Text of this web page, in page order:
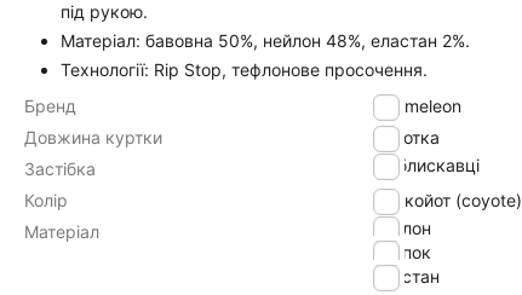
під рукою.
Матеріал: бавовна 50%, нейлон 48%, еластан 2%.
Технології: Rip Stop, тефлонове просочення.
Бренд
Chameleon
Довжина куртки
Коротка
Застібка
на блискавці
Колір
койот (coyote)
Матеріал
нейлон
хлопок
эластан